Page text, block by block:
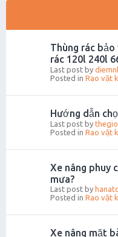
Thùng rác
rác 120l 240l
Last post by
Posted in Rao vặt
Hướng dẫn
Last post by
Posted in Rao vặt
Xe nâng phuy
mưa?
Last post by
Posted in Rao vặt
Xe nâng mặt